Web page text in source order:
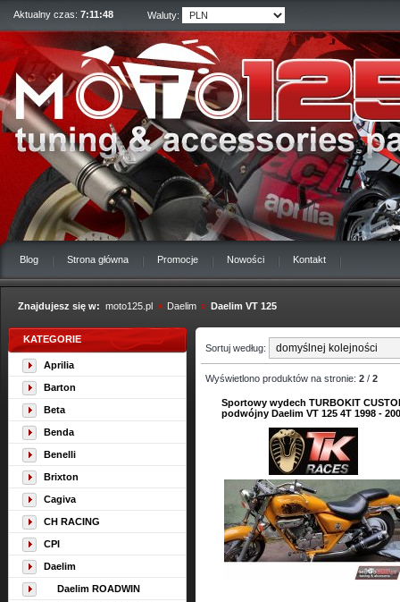
Aktualny czas: 7:11:49 Waluty:
Blog Strona główna Promocje Nowości Kontakt
Znajdujesz się w: moto125.pl » Daelim » Daelim VT 125
KATEGORIE
Aprilia
Barton
Beta
Benda
Benelli
Brixton
Cagiva
CH RACING
CPI
Daelim
Daelim ROADWIN
Sortuj według:
Wyświetlono produktów na stronie: 2 / 2
Sportowy wydech TURBOKIT
podwójny Daelim VT 125 4T 1998 -